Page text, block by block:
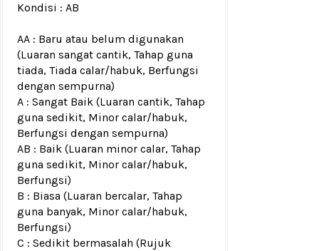
Kondisi : AB
AA : Baru atau belum digunakan
(Luaran sangat cantik, Tahap guna
tiada, Tiada calar/habuk, Berfungsi
dengan sempurna)
A : Sangat Baik (Luaran cantik, Tahap
guna sedikit, Minor calar/habuk,
Berfungsi dengan sempurna)
AB : Baik (Luaran minor calar, Tahap
guna sedikit, Minor calar/habuk,
Berfungsi)
B : Biasa (Luaran bercalar, Tahap
guna banyak, Minor calar/habuk,
Berfungsi)
C : Sedikit bermasalah (Rujuk